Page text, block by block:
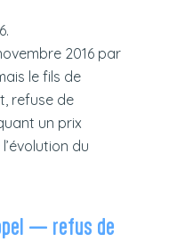
2016 par
le fils de
refuse de
un prix
du
— refus de